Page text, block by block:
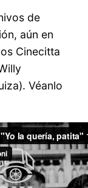
de
aún en
Cinecitta
Véanlo